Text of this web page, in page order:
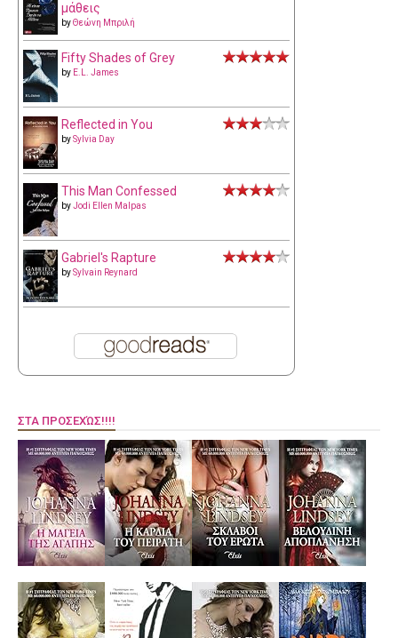
μάθεις
byΘεώνη Μπριλή
Fifty Shades of Grey
by E.L. James
Reflected in You
bySylvia Day
This Man Confessed
byJodi Ellen Malpas
Gabriel's Rapture
bySylvain Reynard
ΣΤΑ ΠΡΟΣΕΧΏΣ!!!!